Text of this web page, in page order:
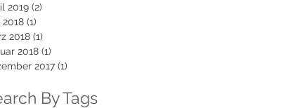
2019 (2)
2018 (1)
2018 (1)
2018 (1)
2017 (1)
By Tags